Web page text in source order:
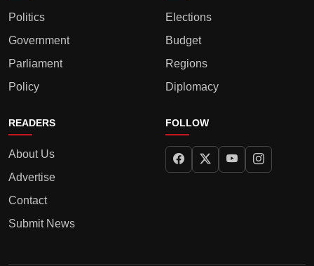
Politics
Government
Parliament
Policy
Elections
Budget
Regions
Diplomacy
READERS
About Us
Advertise
Contact
Submit News
FOLLOW